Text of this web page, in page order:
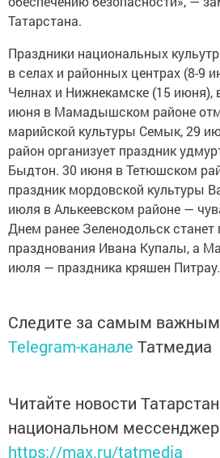
Татарстана.
Праздники национальных
в селах и районных центрах (8-9
Челнах и Нижнекамске (15 июня),
июня в Мамадышском районе
марийской культуры Семык, 29
район организует праздник
Быдтон. 30 июня в Тетюшском
праздник мордовской культуры
июля в Алькеевском районе —
Днем ранее Зеленодольск
празднования Ивана Купалы, а
июля — праздника кряшен Питрау.
Следите за самым
Telegram-канале Татмедиа
Читайте новости
национальном
https://max.ru/tatmedia